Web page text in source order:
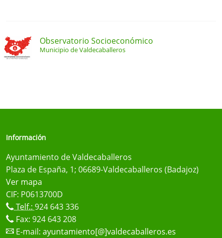
Observatorio Socioeconómico
Municipio de Valdecaballeros
Información
Ayuntamiento de Valdecaballeros
Plaza de España, 1; 06689-Valdecaballeros (Badajoz)
Ver mapa
CIF: P0613700D
Telf.: 924 643 336
Fax: 924 643 208
E-mail: ayuntamiento[@]valdecaballeros.es